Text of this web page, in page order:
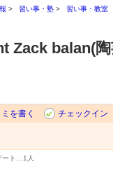
習い事・塾 習い事・教室
Zack balan(
を書く
チェックイン
ート… 1人